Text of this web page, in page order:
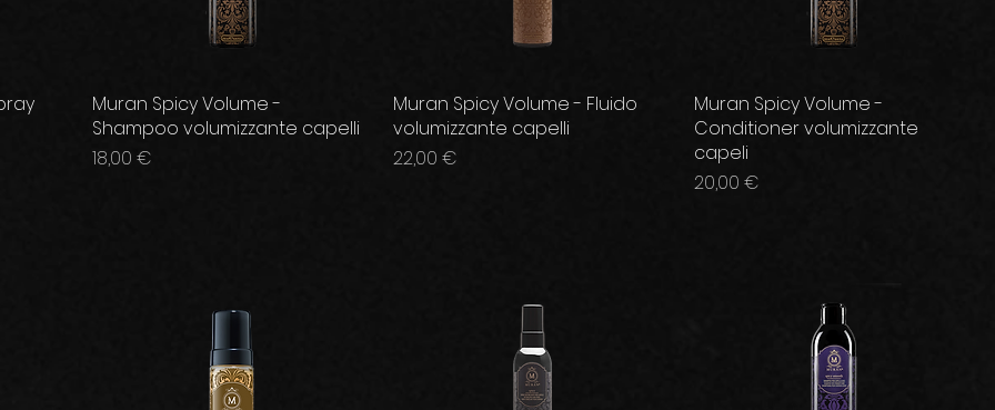
Muran Spicy Volume -
Shampoo volumizzante capelli
Prezzo
18,00 €
Muran Spicy Volume - Fluido
volumizzante capelli
Prezzo
22,00 €
Muran Spicy Volume -
Conditioner volumizzante
capeli
Prezzo
20,00 €